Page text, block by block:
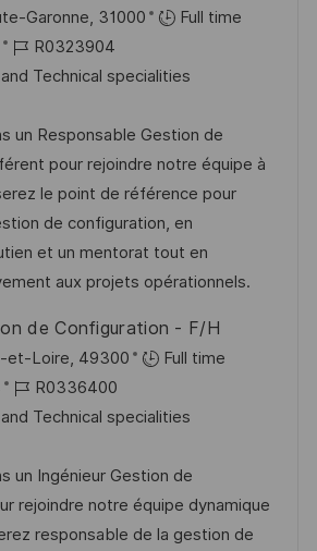
Garonne, 31000
Full time
J
o
-
I
D
R0323904
Technical specialities
un Responsable Gestion de
pour rejoindre notre équipe à
le point de référence pour
de configuration, en
et un mentorat tout en
aux projets opérationnels.
de Configuration - F/H
et-Loire, 49300
Full time
J
o
-
I
D
R0336400
Technical specialities
un Ingénieur Gestion de
rejoindre notre équipe dynamique
responsable de la gestion de